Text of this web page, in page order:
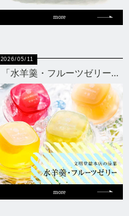
more
2026/05/11
「水羊羹・フルーツゼリー...
more